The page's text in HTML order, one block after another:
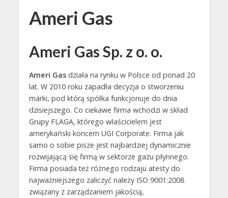
Ameri Gas
Ameri Gas Sp. z o. o.
Ameri Gasdziała na rynku w Polsce od ponad 20
lat. W 2010 roku zapadła decyzja o stworzeniu
marki, pod którą spółka funkcjonuje do dnia
dzisiejszego. Co ciekawe firma wchodzi w skład
Grupy FLAGA, którego właścicielem jest
amerykański koncern UGI Corporate. Firma jak
samo o sobie pisze jest najbardziej dynamicznie
rozwijającą się firmą w sektorze gazu płynnego.
Firma posiada też różnego rodzaju atesty do
najważniejszego zaliczyć należy ISO 9001:2008
związany z zarządzaniem jakością,